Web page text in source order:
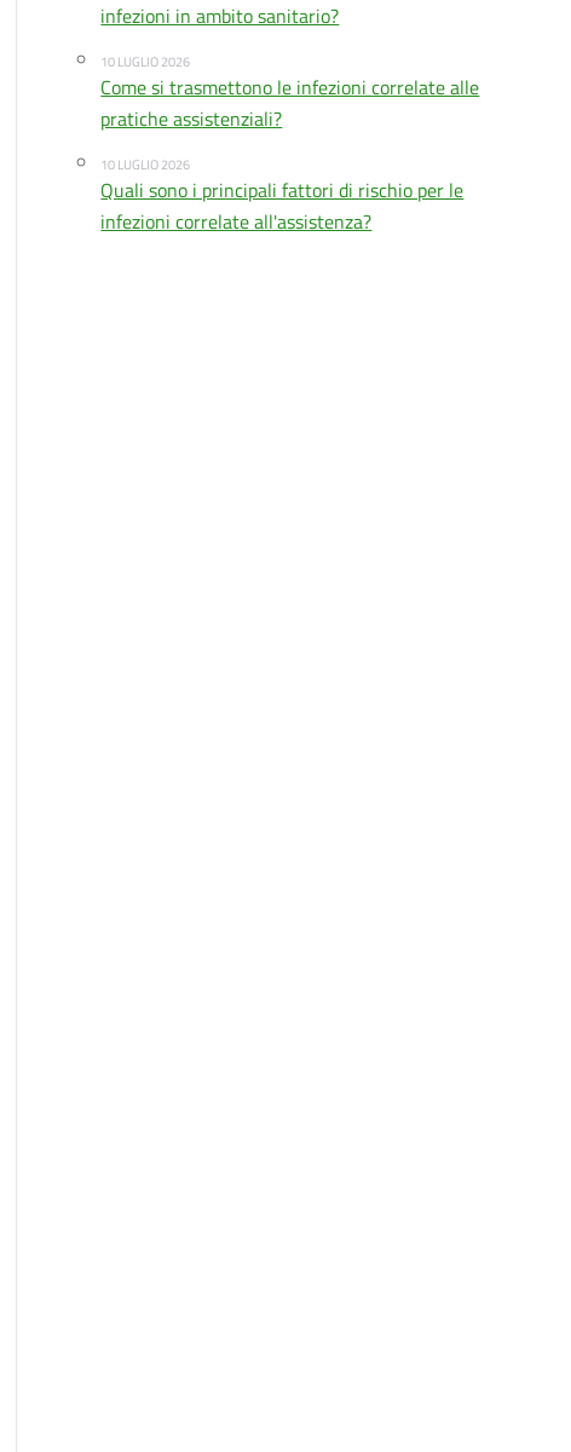
infezioni in ambito sanitario?
10 LUGLIO 2026
Come si trasmettono le infezioni correlate alle
pratiche assistenziali?
10 LUGLIO 2026
Quali sono i principali fattori di rischio per le
infezioni correlate all'assistenza?